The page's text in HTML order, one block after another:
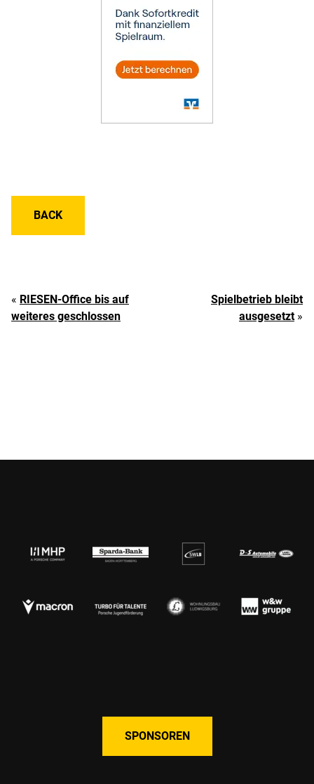
BACK
« RIESEN-Office bis auf
weiteres geschlossen
Spielbetrieb bleibt
ausgesetzt»
SPONSOREN